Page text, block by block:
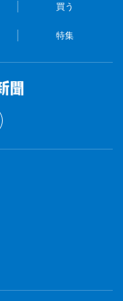
買う
特集